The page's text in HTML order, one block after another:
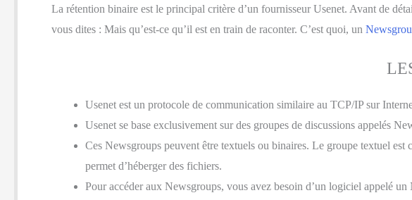
La rétention binaire est le principal critère d’un fournisseur Usenet. Avant de
vous dites : Mais qu’est-ce qu’il est en train de raconter. C’est quoi, un
Usenet est un protocole de communication similaire au TCP/IP sur
Usenet se base exclusivement sur des groupes de discussions appelés
Ces Newsgroups peuvent être textuels ou binaires. Le groupe textuel
permet d’héberger des fichiers.
Pour accéder aux Newsgroups, vous avez besoin d’un logiciel appelé